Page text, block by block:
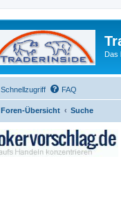
Das
Schnellzugriff FAQ
Foren-Übersicht Suche